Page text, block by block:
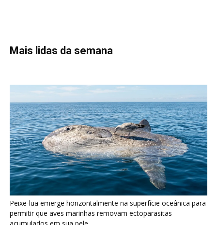
Peixe-lua emerge horizontalmente na superfície oceânica para
permitir que aves marinhas removam ectoparasitas
Seriema utiliza pernas longas e arremessa serpentes contra
rochas para subjugar presas peçonhentas nos campos